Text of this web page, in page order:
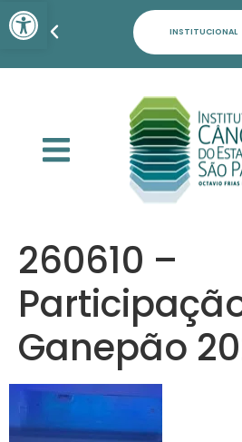
Barra de
PACIENTES, FAMILIARES E
260610 –
Ganepão